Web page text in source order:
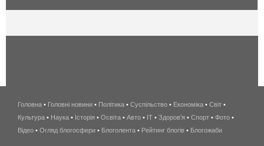
беспроводной
интернет
киев
Головна • Головні новини • Політика • Суспільство • Економіка • Світ •
Культура • Наука • Історія • Освіта • Авто • IT • Здоров'я • Спорт • Фото •
Відео • Огляд блогосфери • Блоголента • Рейтинг блогів • Блогожаби